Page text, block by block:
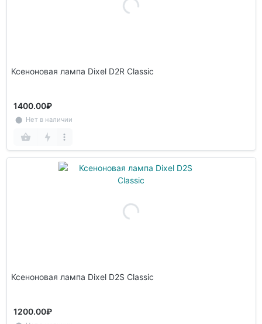
Ксеноновая лампа Dixel D2R Classic
1400.00₽
⬤ Нет в наличии
Ксеноновая лампа Dixel D2S Classic
1200.00₽